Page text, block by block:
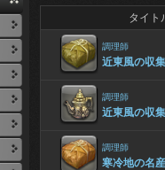
タイト
調理師
近東風の収
調理師
近東風の収
調理師
寒冷地の名